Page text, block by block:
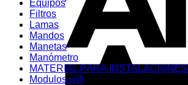
Equipos
Filtros
Lamas
Mandos
Manetas
Manómetro
MATERIAL PARA INSTALACIONES
Modulos wifi